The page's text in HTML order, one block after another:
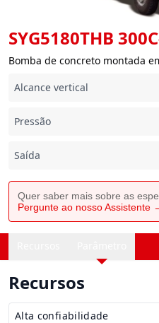
SYG5180THB
Bomba de concreto montada
Alcance vertical
Pressão
Saída
Quer saber mais sobre as
Pergunte ao nosso Assistente
Recursos
Alta confiabilidade